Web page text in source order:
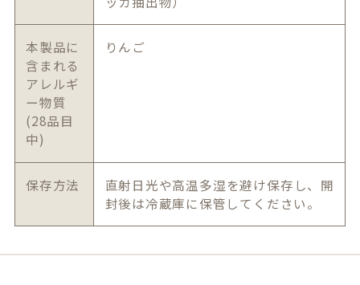
本製品に
含まれる
アレルギ
ー物質
(28品目
中)
りんご
保存方法
直射日光や高温多湿を避け保存し、開
封後は冷蔵庫に保管してください。